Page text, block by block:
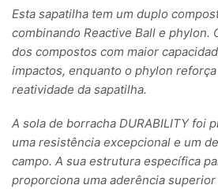
Esta sapatilha tem um duplo
combinando Reactive Ball e phylon.
dos compostos com maior
impactos, enquanto o phylon
reatividade da sapatilha.
A sola de borracha DURABILITY foi
uma resistência excepcional e um
campo. A sua estrutura específica
proporciona uma aderência